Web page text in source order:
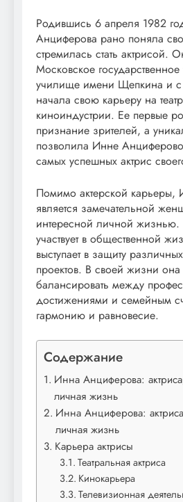
Родившись 6 апреля 1982
Анциферова рано поняла
стремилась стать актрисой.
Московское государственное
училище имени Щепкина и с
начала свою карьеру на
киноиндустрии. Ее первые
признание зрителей, а
позволила Инне
самых успешных актрис
Помимо актерской
является замечательной
интересной личной жизнью.
участвует в общественной
выступает в защиту
проектов. В своей жизни она
балансировать между
достижениями и семейным
гармонию и равновесие.
Содержание
Инна Анциферова:
личная жизнь
Инна Анциферова:
личная жизнь
Карьера актрисы
Театральная актриса
Кинокарьера
Телевизионная